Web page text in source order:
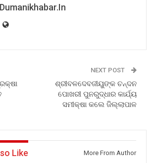
Dumanikhabar.in
NEXT POST
ଶ୍ରୀବଳଦେବଜୀୟୁଙ୍କ ଚନ୍ଦନ
ପୋଖରୀ ପୁନରୁଦ୍ଧାର କାର୍ଯ୍ୟ
ସମୀକ୍ଷା କଲେ ଜିଲ୍ଲାପାଳ
Like More From Author